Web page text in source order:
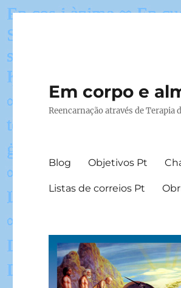
Em corpo e
Reencarnação através de Terapia
Blog Objetivos Pt
Listas de correios Pt